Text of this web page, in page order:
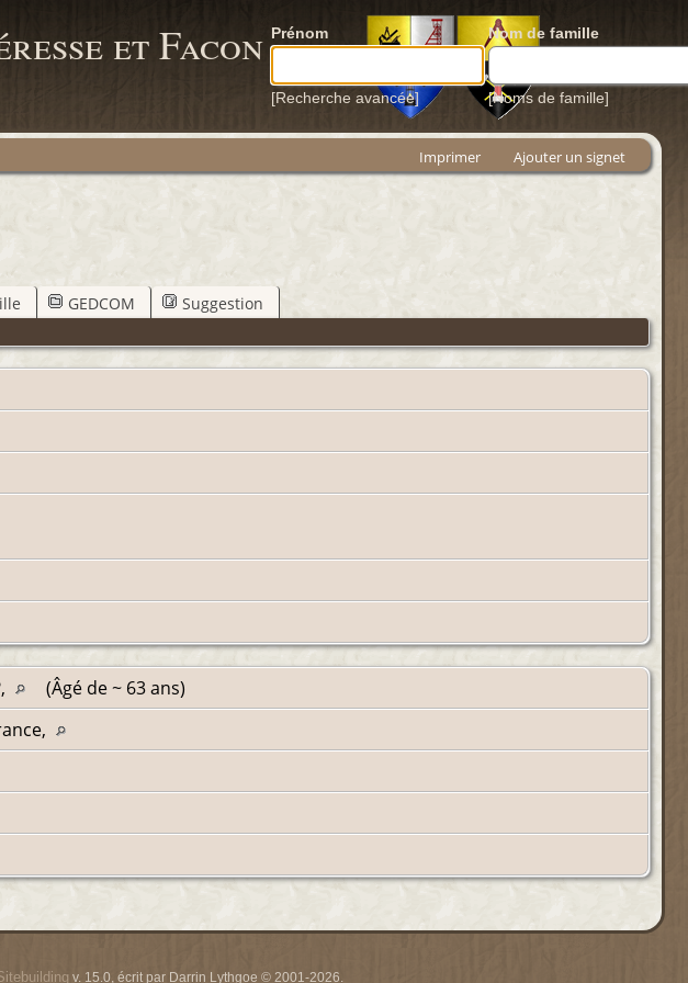
et Facon Prénom Nom de famille
[Recherche avancée] [Noms de famille]
Imprimer Ajouter un signet
GEDCOM Suggestion
(Âgé de ~ 63 ans)
v. 15.0, écrit par Darrin Lythgoe © 2001-2026.